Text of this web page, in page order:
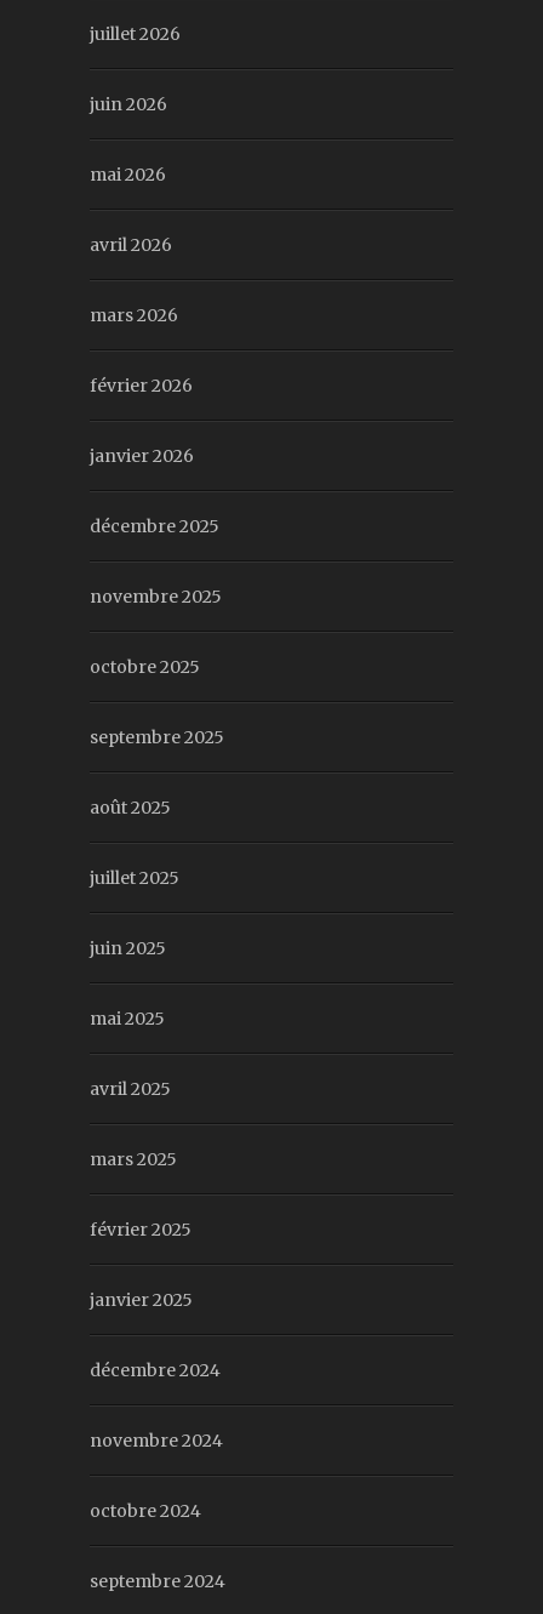
juillet 2026
juin 2026
mai 2026
avril 2026
mars 2026
février 2026
janvier 2026
décembre 2025
novembre 2025
octobre 2025
septembre 2025
août 2025
juillet 2025
juin 2025
mai 2025
avril 2025
mars 2025
février 2025
janvier 2025
décembre 2024
novembre 2024
octobre 2024
septembre 2024